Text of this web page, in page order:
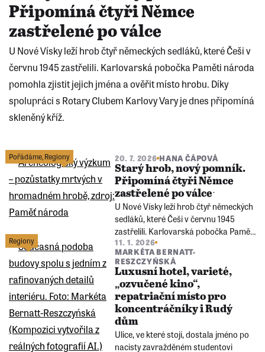
Připomíná čtyři Němce
zastřelené po válce
U Nové Vísky leží hrob čtyř německých sedláků, které Češi v
červnu 1945 zastřelili. Karlovarská pobočka Paměti národa
pomohla zjistit jejich jména a ověřit místo hrobu. Díky
spolupráci s Rotary Clubem Karlovy Vary je dnes připomíná
skleněný kříž.
Pořádáme Regiony 20. 7. 2026 HANA ČÁPOVÁ
Starý hrob, nový pomník.
Připomíná čtyři Němce
zastřelené po válceˑ
U Nové Vísky leží hrob čtyř německých
sedláků, které Češi v červnu 1945
zastřelili. Karlovarská pobočka Paměti
národa pomohla zjistit jejich jména a
ověřit místo hrobu. Díky spolupráci s
Rotary Clubem Karlovy Vary je dnes
připomíná skleněný kříž.
Regiony
11. 1. 2026
MARKÉTA BERNATT-
RESZCZYŃSKÁ
Luxusní hotel, varieté,
„ozvučené kino“,
repatriační místo pro
koncentráčníky i Rudý
dům
Ulice, ve které stojí, dostala jméno po
nacisty zavražděném studentovi
stránka